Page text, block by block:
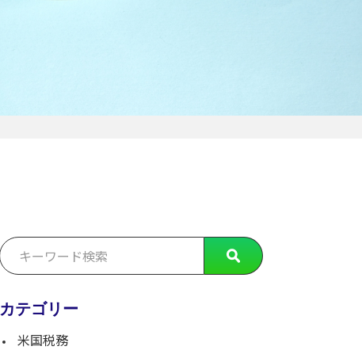
カテゴリー
米国税務